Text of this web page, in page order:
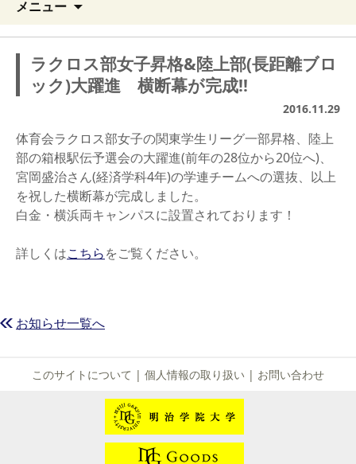
メニュー
ラクロス部女子昇格&陸上部(長距離ブロ
ック)大躍進 横断幕が完成!!
2016.11.29
体育会ラクロス部女子の関東学生リーグ一部昇格、陸上
部の箱根駅伝予選会の大躍進(前年の28位から20位へ)、
宮岡盛治さん(経済学科4年)の学連チームへの選抜、以上
を祝した横断幕が完成しました。
白金・横浜両キャンパスに設置されております！
詳しくはこちらをご覧ください。
お知らせ一覧へ
このサイトについて | 個人情報の取り扱い | お問い合わせ